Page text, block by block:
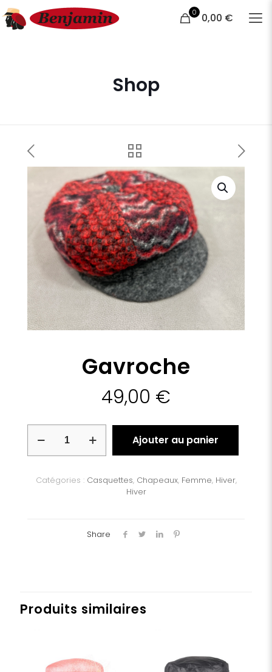
0 0,00 €
Shop
Gavroche
49,00 €
Ajouter au panier
Catégories : Casquettes, Chapeaux, Femme, Hiver,
Hiver
Share
Produits similaires